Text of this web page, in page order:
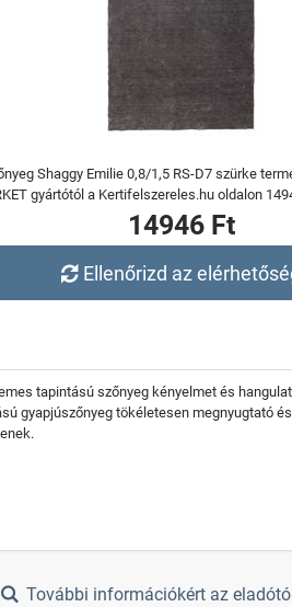
Shaggy Emilie 0,8/1,5 RS-D7 szürke
gyártótól a Kertifelszereles.hu oldalon
14946 Ft
Ellenőrizd az
tapintású szőnyeg kényelmet és
gyapjúszőnyeg tökéletesen megnyugtató
További információkért az